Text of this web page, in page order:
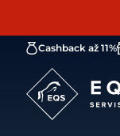
Cashback až 11%